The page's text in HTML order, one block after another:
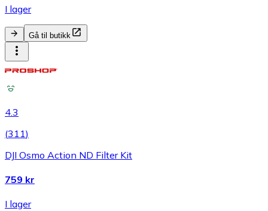
I lager
Gå til butikk
4.3
(311)
DJI Osmo Action ND Filter Kit
759 kr
I lager